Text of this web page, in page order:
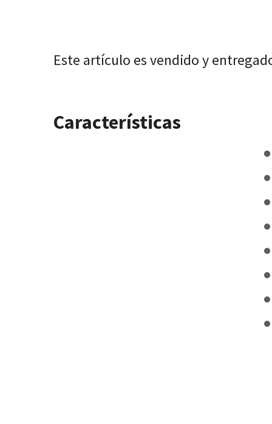
Este artículo es vendido y
Características